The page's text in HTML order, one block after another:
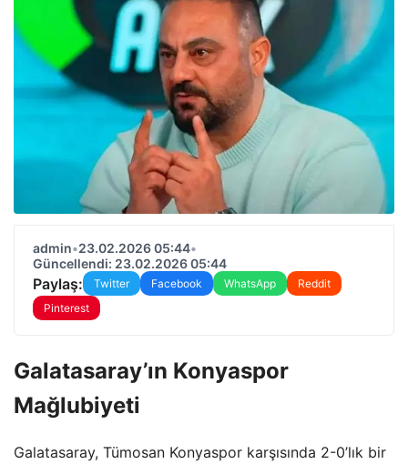
admin•23.02.2026 05:44•
Güncellendi: 23.02.2026 05:44
Paylaş: Twitter Facebook WhatsApp
Reddit
Pinterest
Galatasaray’ın Konyaspor
Mağlubiyeti
Galatasaray, Tümosan Konyaspor karşısında 2-0’lık bir